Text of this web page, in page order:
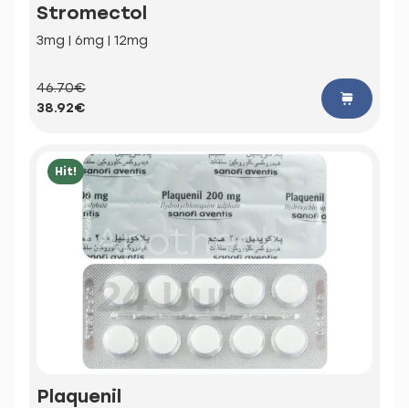
Stromectol
3mg | 6mg | 12mg
46.70€
38.92€
Hit!
Plaquenil